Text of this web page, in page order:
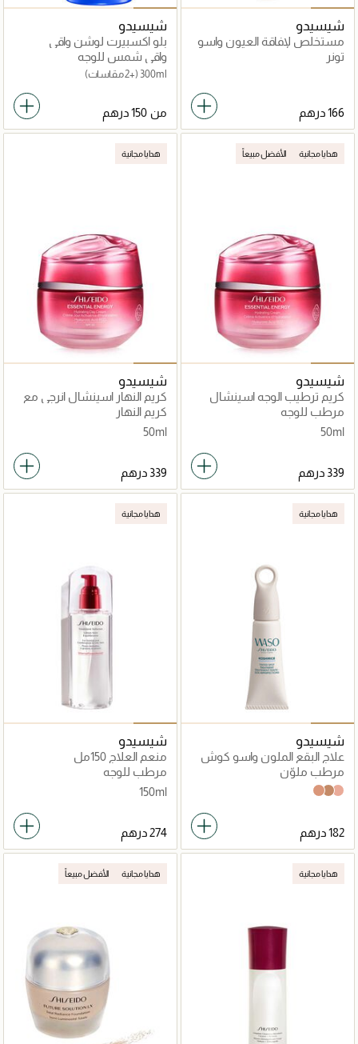
شيسيدو
مستخلص لإفاقة العيون واسو
يوزو سي
تونر
شيسيدو
بلو اكسبيرت لوشن واقي
شمس بعامل حماية 50
واقي شمس للوجه
300ml (+2 مقاسات)
من
هدايا مجانية الأفضل مبيعاً
شيسيدو
كريم ترطيب الوجه اسينشال
انرجي 50مل
مرطب للوجه
50ml
هدايا مجانية
شيسيدو
كريم النهار اسينشال انرجي مع
عامل حماية 20 50مل
كريم النهار
50ml
هدايا مجانية
شيسيدو
علاج البقع الملون واسو كوش
رايس
مرطب ملوّن
Subtle Peach
Golden Ginger
Natural Honey
هدايا مجانية
شيسيدو
منعم العلاج 150مل
مرطب للوجه
150ml
هدايا مجانية هدايا مجانية الأفضل مبيعاً